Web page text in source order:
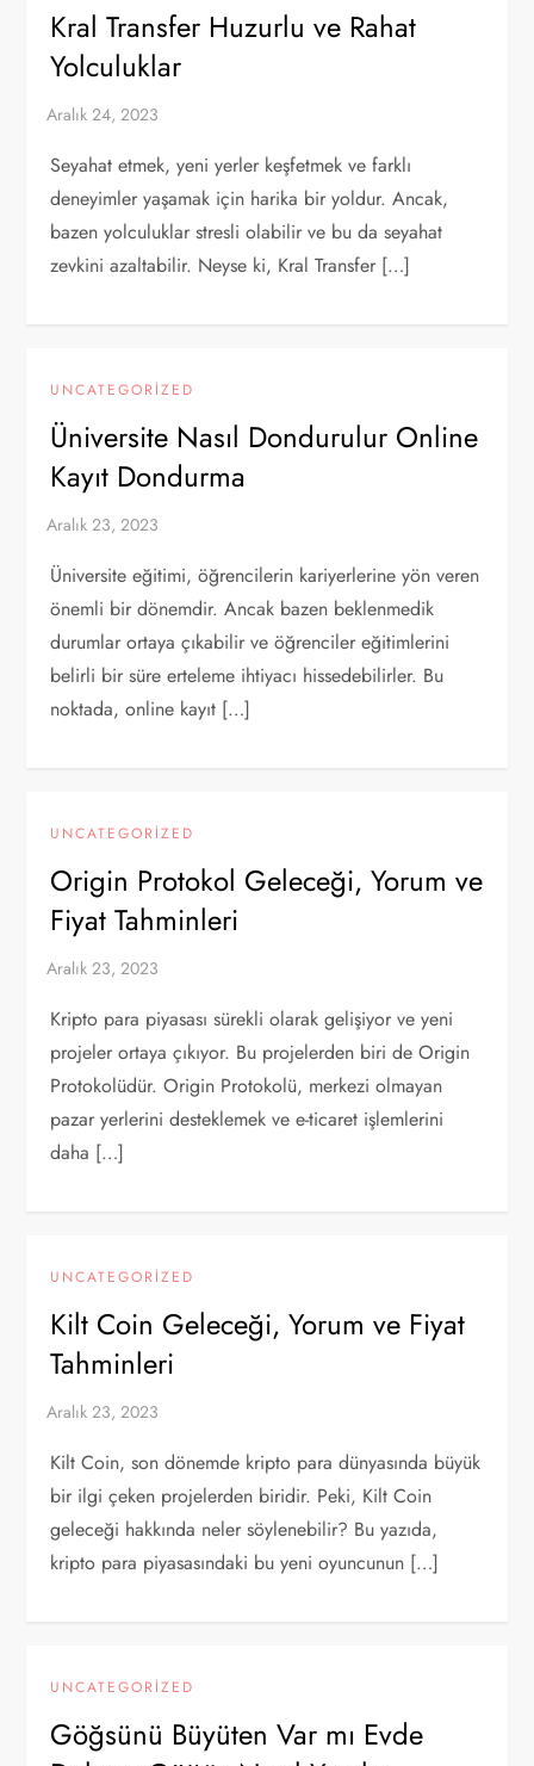
Kral Transfer Huzurlu ve Rahat
Yolculuklar
Seyahat etmek, yeni yerler keşfetmek ve farklı
deneyimler yaşamak için harika bir yoldur. Ancak,
bazen yolculuklar stresli olabilir ve bu da seyahat
zevkini azaltabilir. Neyse ki, Kral Transfer […]
UNCATEGORIZED
Üniversite Nasıl Dondurulur Online
Kayıt Dondurma
Üniversite eğitimi, öğrencilerin kariyerlerine yön veren
önemli bir dönemdir. Ancak bazen beklenmedik
durumlar ortaya çıkabilir ve öğrenciler eğitimlerini
belirli bir süre erteleme ihtiyacı hissedebilirler. Bu
noktada, online kayıt […]
UNCATEGORIZED
Origin Protokol Geleceği, Yorum ve
Fiyat Tahminleri
Kripto para piyasası sürekli olarak gelişiyor ve yeni
projeler ortaya çıkıyor. Bu projelerden biri de Origin
Protokolüdür. Origin Protokolü, merkezi olmayan
pazar yerlerini desteklemek ve e-ticaret işlemlerini
daha […]
UNCATEGORIZED
Kilt Coin Geleceği, Yorum ve Fiyat
Tahminleri
Kilt Coin, son dönemde kripto para dünyasında büyük
bir ilgi çeken projelerden biridir. Peki, Kilt Coin
geleceği hakkında neler söylenebilir? Bu yazıda,
kripto para piyasasındaki bu yeni oyuncunun […]
UNCATEGORIZED
Göğsünü Büyüten Var mı Evde